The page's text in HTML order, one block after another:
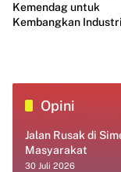
Kemendag untuk
Kembangkan
Opini
Jalan Rusak di
Masyarakat
30 Juli 2026